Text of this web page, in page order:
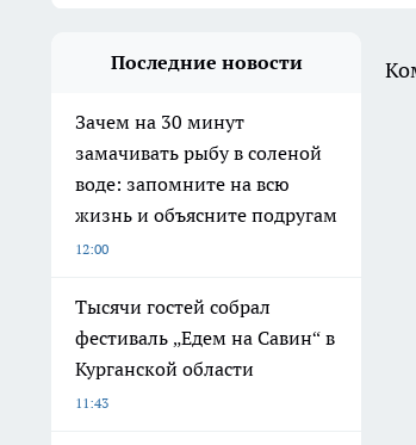
Последние новости
Зачем на 30 минут
замачивать рыбу в соленой
воде: запомните на всю
жизнь и объясните подругам
12:00
Тысячи гостей собрал
фестиваль „Едем на Савин“ в
Курганской области
11:43